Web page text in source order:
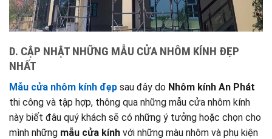
D. CẬP NHẬT NHỮNG MẪU CỬA NHÔM KÍNH ĐẸP
NHẤT
Mẫu cửa nhôm kính đẹp sau đây do Nhôm kính An Phát
thi công và tập hợp, thông qua những mẫu cửa nhôm kính
này biết đâu quý khách sẽ có những ý tưởng hoặc chọn cho
mình những mẫu cửa kính với những màu nhôm và phụ kiện